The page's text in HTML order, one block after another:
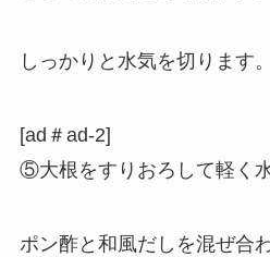
しっかりと水気を切ります。
[ad＃ad-2]
⑤大根をすりおろして軽く
ポン酢と和風だしを混ぜ合